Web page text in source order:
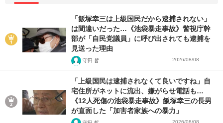
「飯塚幸三は上級国民だから逮捕されない」
は間違いだった…《池袋暴走事故》警視庁幹
部が「自民党議員」に呼び出されても逮捕を
見送った理由
守田 哲 2026/08/08
「上級国民は逮捕されなくて良いですね」自
宅住所がネットに流出、嫌がらせ電話も…
《12人死傷の池袋暴走事故》飯塚幸三の長男
が直面した「加害者家族への暴力」